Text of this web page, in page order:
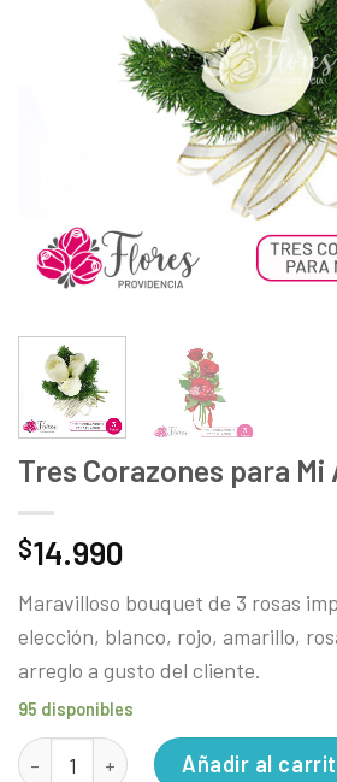
Tres Corazones para Mi
$14.990
Maravilloso bouquet de 3 rosas
elección, blanco, rojo, amarillo,
arreglo a gusto del cliente.
95 disponibles
Tres Corazones para Mi Amor
Añadir al